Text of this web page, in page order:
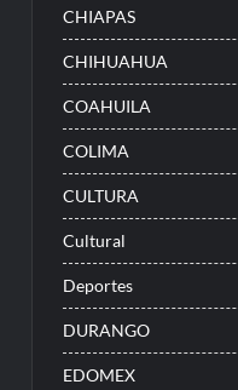
CHIAPAS
CHIHUAHUA
COAHUILA
COLIMA
CULTURA
Cultural
Deportes
DURANGO
EDOMEX